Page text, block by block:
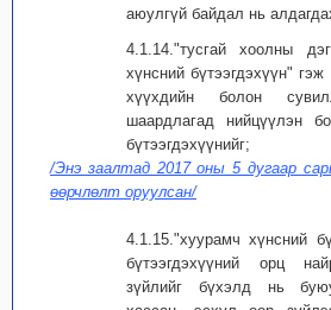
аюулгүй байдал нь
4.1.14."тусгай хоолны
хүнсний бүтээгдэхүүн"
хүүхдийн болон
шаардлагад нийцүүлэн
бүтээгдэхүүнийг;
/Энэ заалтад 2017 оны 5 дугаар
өөрчлөлт оруулсан/
4.1.15."хуурамч хүнсний
бүтээгдэхүүний орц
зүйлийг бүхэлд нь буюу